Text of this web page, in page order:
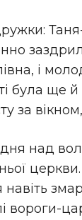
і
була ще й
за
над
вороги-